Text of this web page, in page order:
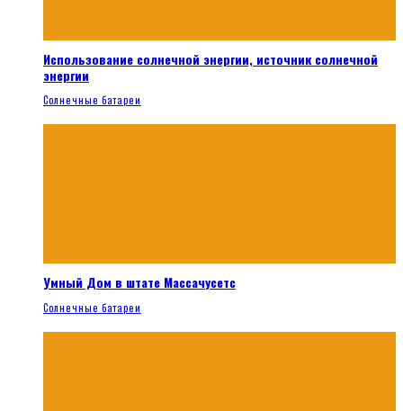
Использование солнечной энергии, источник солнечной
энергии
Солнечные батареи
Умный Дом в штате Массачусетс
Солнечные батареи